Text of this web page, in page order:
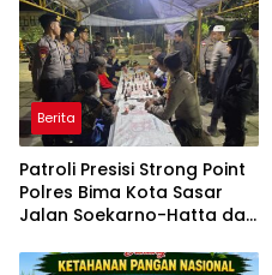
Berita
Patroli Presisi Strong Point
Polres Bima Kota Sasar
Jalan Soekarno-Hatta dan